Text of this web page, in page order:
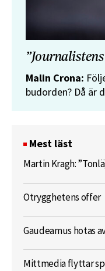
Malin Crona:
budorden? Då är
Mest läst
Martin Kragh:
Otrygghetens offer
Gaudeamus hotas
Mittmedia flyttar